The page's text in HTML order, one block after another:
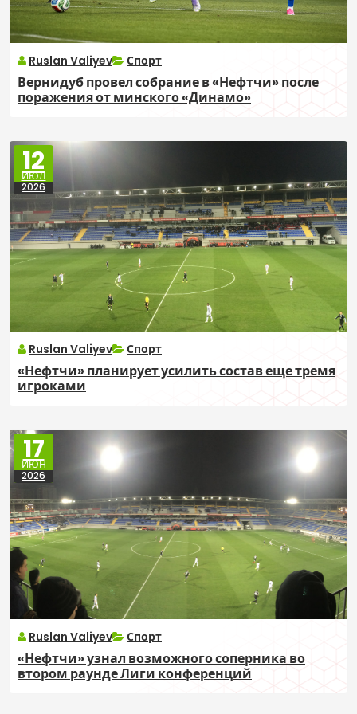
Ruslan Valiyev Спорт
Вернидуб провел собрание в «Нефтчи» после
поражения от минского «Динамо»
12
ИЮЛ
2026
Ruslan Valiyev Спорт
«Нефтчи» планирует усилить состав еще тремя
игроками
17
ИЮН
2026
Ruslan Valiyev Спорт
«Нефтчи» узнал возможного соперника во
втором раунде Лиги конференций